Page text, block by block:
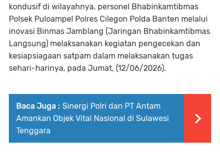
kondusif di wilayahnya, personel Bhabinkamtibmas
Polsek Puloampel Polres Cilegon Polda Banten melalui
inovasi Binmas Jamblang (Jaringan Bhabinkamtibmas
Langsung) melaksanakan kegiatan pengecekan dan
kesiapsiagaan satpam dalam melaksanakan tugas
sehari-harinya, pada Jumat, (12/06/2026).
Baca Juga : Sinergi Polri dan PT Antam
Amankan Objek Vital Nasional di Sulawesi
Tenggara